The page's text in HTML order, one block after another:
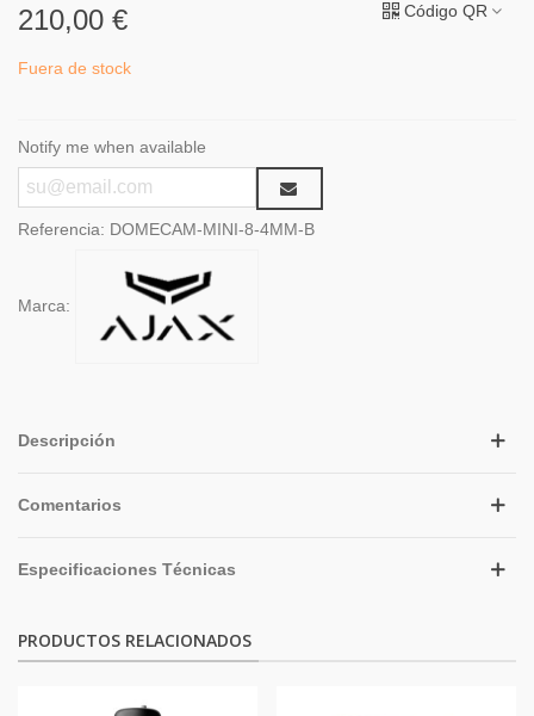
210,00 € Código QR
Fuera de stock
Notify me when available
Referencia: DOMECAM-MINI-8-4MM-B
Marca:
Descripción
Comentarios
Especificaciones Técnicas
PRODUCTOS RELACIONADOS